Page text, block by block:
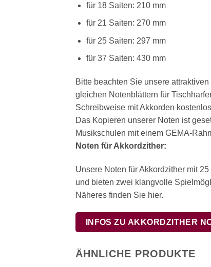
für 18 Saiten: 210 mm
für 21 Saiten: 270 mm
für 25 Saiten: 297 mm
für 37 Saiten: 430 mm
Bitte beachten Sie unsere
gleichen Notenblättern für
Schreibweise mit Akkorden
Das Kopieren unserer Noten ist
Musikschulen mit einem GEMA-
Noten für Akkordzither:
Unsere Noten für Akkordzither mit
und bieten zwei klangvolle
Näheres finden Sie hier.
INFOS ZU AKKORDZITHER
ÄHNLICHE PRODUKTE